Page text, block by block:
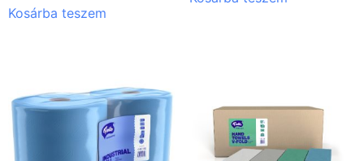
Kosárba teszem